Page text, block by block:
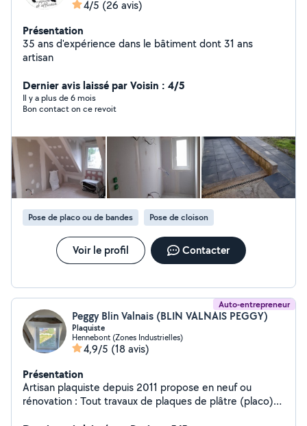
4/5 (26 avis)
Présentation
35 ans d'expérience dans le bâtiment dont 31 ans
artisan
Dernier avis laissé par Voisin : 4/5
Il y a plus de 6 mois
Bon contact on ce revoit
Pose de placo ou de bandes Pose de cloison
Voir le profil Contacter
Auto-entrepreneur
Peggy Blin Valnais (BLIN VALNAIS PEGGY)
Plaquiste
Hennebont (Zones Industrielles)
4,9/5 (18 avis)
Présentation
Artisan plaquiste depuis 2011 propose en neuf ou
rénovation : Tout travaux de plaques de plâtre (placo)